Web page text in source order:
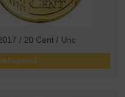
/ 20 Cent / Unc